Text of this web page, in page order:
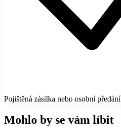
Pojištěná zásilka nebo osobní předání
Mohlo by se vám líbit